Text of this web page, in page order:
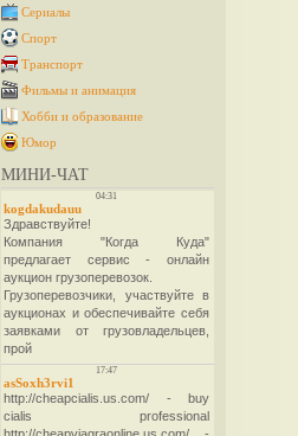
Сериалы
Спорт
Транспорт
Фильмы и анимация
Хобби и образование
Юмор
МИНИ-ЧАТ